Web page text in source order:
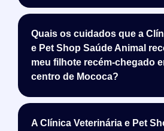
Quais os cuidados que a
e Pet Shop Saúde Animal
meu filhote recém-chegado
centro de Mococa?
A Clínica Veterinária e Pet